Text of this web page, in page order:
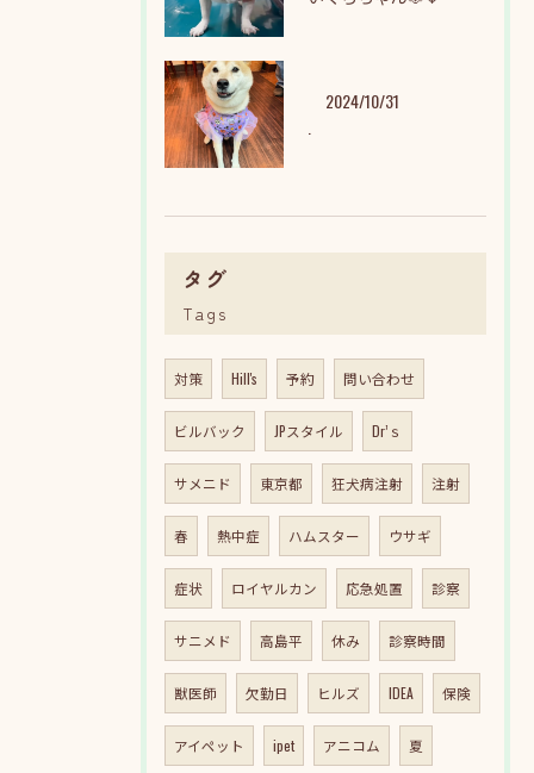
2024/10/31
タグ
Tags
対策 Hill's 予約 問い合わせ
ビルバック JPスタイル Dr’ｓ
サメニド 東京都 狂犬病注射 注射
春 熱中症 ハムスター ウサギ
症状 ロイヤルカン 応急処置 診察
サニメド 高島平 休み 診察時間
獣医師 欠勤日 ヒルズ IDEA 保険
アイペット ipet アニコム 夏